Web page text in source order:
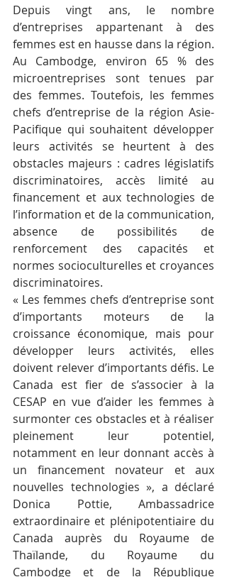
Depuis vingt ans, le nombre
d’entreprises appartenant à des
femmes est en hausse dans la région.
Au Cambodge, environ 65 % des
microentreprises sont tenues par
des femmes. Toutefois, les femmes
chefs d’entreprise de la région Asie-
Pacifique qui souhaitent développer
leurs activités se heurtent à des
obstacles majeurs : cadres législatifs
discriminatoires, accès limité au
financement et aux technologies de
l’information et de la communication,
absence de possibilités de
renforcement des capacités et
normes socioculturelles et croyances
discriminatoires.
« Les femmes chefs d’entreprise sont
d’importants moteurs de la
croissance économique, mais pour
développer leurs activités, elles
doivent relever d’importants défis. Le
Canada est fier de s’associer à la
CESAP en vue d’aider les femmes à
surmonter ces obstacles et à réaliser
pleinement leur potentiel,
notamment en leur donnant accès à
un financement novateur et aux
nouvelles technologies », a déclaré
Donica Pottie, Ambassadrice
extraordinaire et plénipotentiaire du
Canada auprès du Royaume de
Thaïlande, du Royaume du
Cambodge et de la République